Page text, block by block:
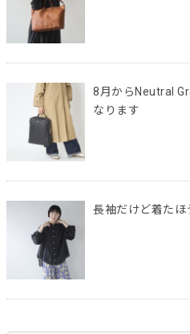
8月からNeutral
なります
長袖だけど着た